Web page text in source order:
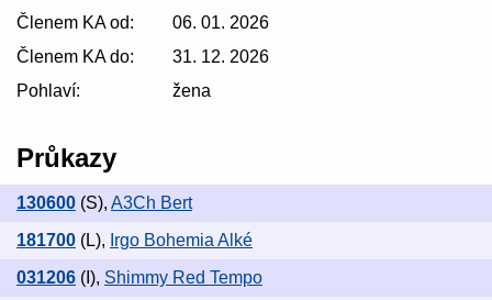
Členem KA od:
06. 01. 2026
Členem KA do:
31. 12. 2026
Pohlaví:
žena
Průkazy
130600 (S), A3Ch Bert
181700 (L), Irgo Bohemia Alké
031206 (I), Shimmy Red Tempo